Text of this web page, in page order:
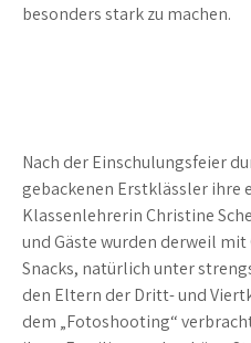
besonders stark zu machen.
Nach der Einschulungsfeier
gebackenen Erstklässler ihre
Klassenlehrerin Christine
und Gäste wurden derweil
Snacks, natürlich unter
den Eltern der Dritt- und
dem „Fotoshooting“